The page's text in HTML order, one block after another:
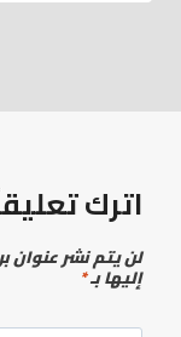
اترك
لن يتم نشر عنوان
إليها بـ*